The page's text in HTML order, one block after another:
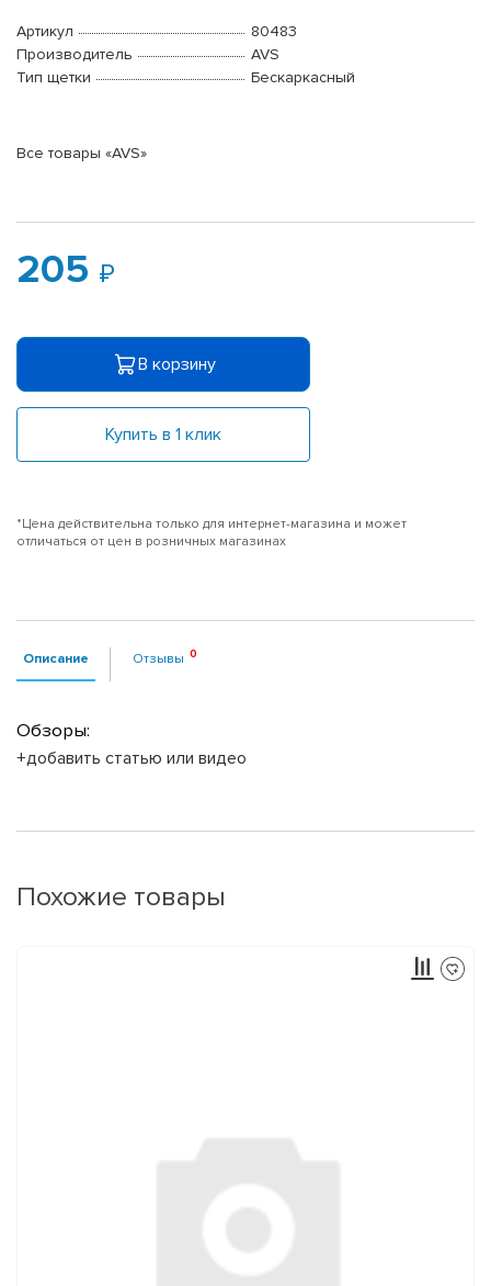
Артикул
80483
Производитель
AVS
Тип щетки
Бескаркасный
Все товары «AVS»
205
В корзину
Купить в 1 клик
*Цена действительна только для интернет-магазина и может
отличаться от цен в розничных магазинах
Описание Отзывы
Обзоры:
+добавить статью или видео
Похожие товары